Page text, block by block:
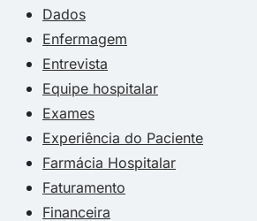
Dados
Enfermagem
Entrevista
Equipe hospitalar
Exames
Experiência do Paciente
Farmácia Hospitalar
Faturamento
Financeira